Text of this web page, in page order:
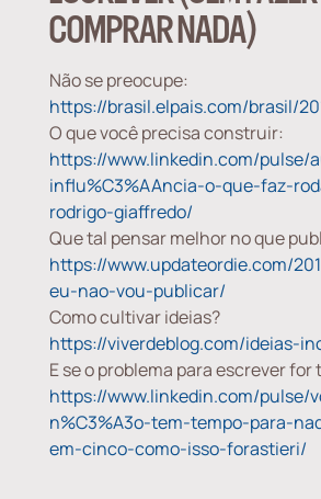
COMPRAR NADA)
Não se preocupe:
https://brasil.elpais.com/brasil/
O que você precisa construir:
https://www.linkedin.com/pulse/
influ%C3%AAncia-o-que-faz-
rodrigo-giaffredo/
Que tal pensar melhor no que
https://www.updateordie.com/
eu-nao-vou-publicar/
Como cultivar ideias?
https://viverdeblog.com/ideias-
E se o problema para escrever for
https://www.linkedin.com/pulse/
n%C3%A3o-tem-tempo-para-
em-cinco-como-isso-forastieri/